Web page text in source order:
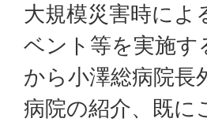
大規模災害時によ
ベント等を実施
から小澤総病院長
病院の紹介、既に